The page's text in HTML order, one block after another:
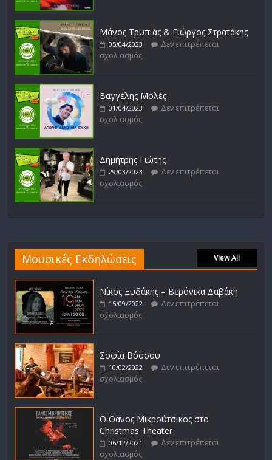
Μάνος Τρυπιάς & Γιώργος Στρατάκης
05/04/2023
Δεν επιτρέπεται
σχολιασμός
Βαγγέλης Μολές
01/04/2023
Δεν επιτρέπεται
σχολιασμός
Δημήτρης Γιώτης
29/03/2023
Δεν επιτρέπεται
σχολιασμός
Μουσικές Εκδηλώσεις View All
Νίκος Ξυδάκης – Βερόνικα Δαβάκη
15/09/2022
Δεν επιτρέπεται
σχολιασμός
Σοφία Βόσσου
10/02/2022
Δεν επιτρέπεται
σχολιασμός
Ο Θάνος Μικρούτσικος στο
Christmas Theater
06/12/2021
Δεν επιτρέπεται
σχολιασμός